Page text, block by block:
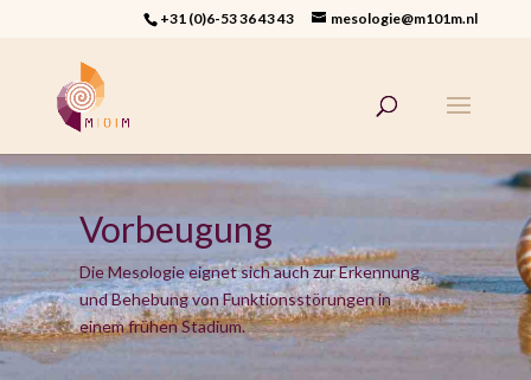
+31 (0)6-53 36 43 43 mesologie@m101m.nl
Vorbeugung
Die Mesologie eignet sich auch zur Erkennung
und Behebung von Funktionsstörungen in
einem frühen Stadium.